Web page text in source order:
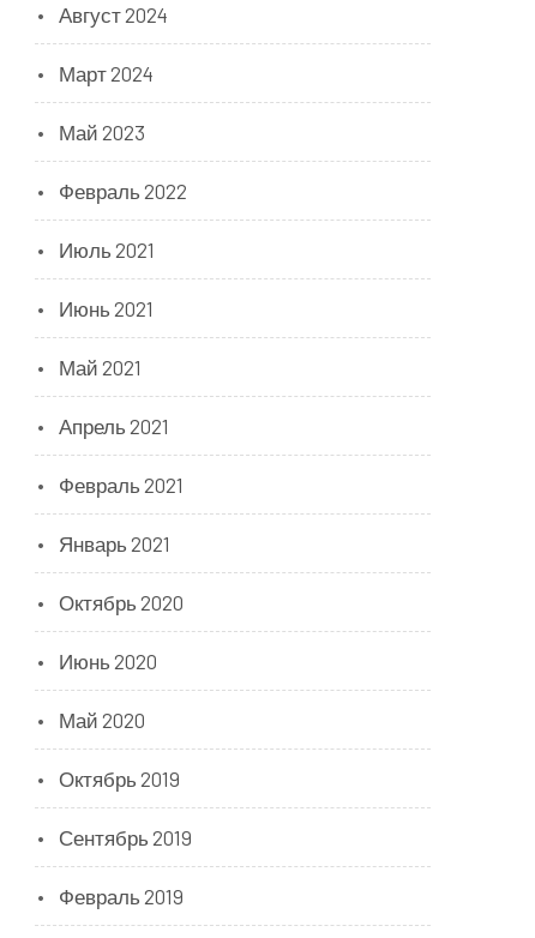
Август 2024
Март 2024
Май 2023
Февраль 2022
Июль 2021
Июнь 2021
Май 2021
Апрель 2021
Февраль 2021
Январь 2021
Октябрь 2020
Июнь 2020
Май 2020
Октябрь 2019
Сентябрь 2019
Февраль 2019